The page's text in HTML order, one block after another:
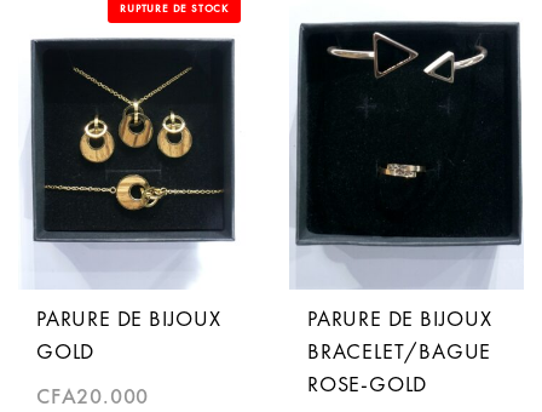
RUPTURE DE STOCK
PARURE DE BIJOUX
GOLD
CFA20.000
PARURE DE BIJOUX
BRACELET/BAGUE
ROSE-GOLD